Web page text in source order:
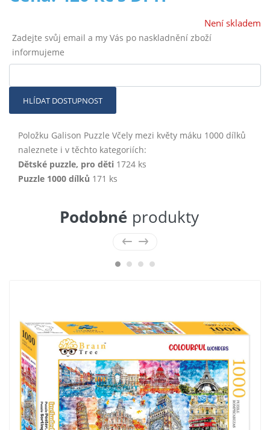
Není skladem
Zadejte svůj email a my Vás po naskladnění zboží
informujeme
HLÍDAT DOSTUPNOST
Položku Galison Puzzle Včely mezi květy máku 1000 dílků
naleznete i v těchto kategoriích:
Dětské puzzle, pro děti 1724 ks
Puzzle 1000 dílků 171 ks
Podobné produkty